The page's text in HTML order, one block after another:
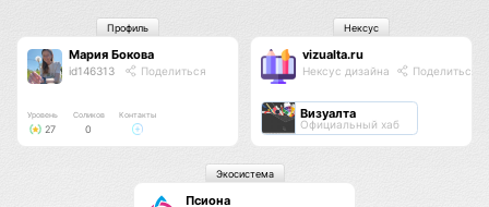
Мария Бокова
id146313 Поделиться
Уровень
27
Соликов
0
Контакты
Профиль
vizualta.ru
Нексус дизайна Поделиться
Визуалта
Официальный хаб
Нексус
Псиона
Экосистема